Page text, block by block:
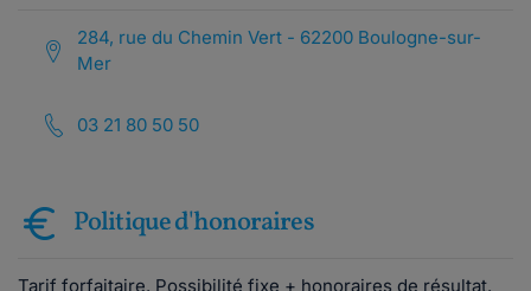
284, rue du Chemin Vert - 62200 Boulogne-sur-
Mer
03 21 80 50 50
Politique d'honoraires
Tarif forfaitaire. Possibilité fixe + honoraires de résultat.